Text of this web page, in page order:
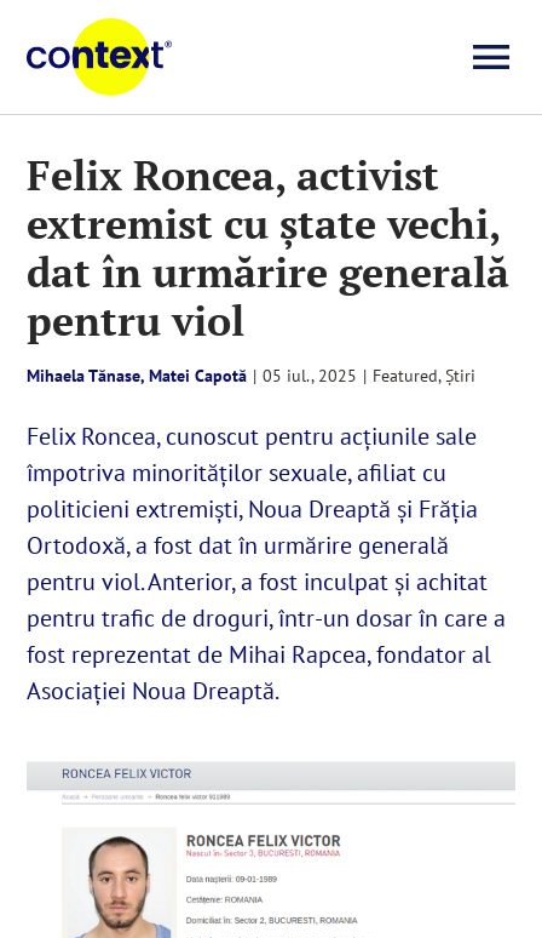
content
Știri
Seriale
Video
Despre noi
English
SUSȚINE
Felix Roncea, activist
extremist cu ştate vechi,
dat în urmărire generală
pentru viol
Mihaela Tănase, Matei Capotă | 05 iul., 2025 | Featured,Știri
Felix Roncea, cunoscut pentru acțiunile sale
împotriva minorităților sexuale, afiliat cu
politicieni extremiști, Noua Dreaptă și Frăția
Ortodoxă, a fost dat în urmărire generală
pentru viol. Anterior, a fost inculpat și achitat
pentru trafic de droguri, într-un dosar în care a
fost reprezentat de Mihai Rapcea, fondator al
Asociației Noua Dreaptă.